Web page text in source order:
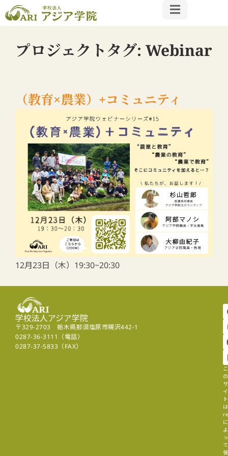
プロジェクトタグ: Webinar
（教育×農業）+コミュニティ
12月23日（木）19:30~20:30
学校法人アジア学院
〒329-2703 栃木県那須塩原市槻沢442-1
0287-36-3111（電話）
0287-37-5833（FAX）
こ
の
サ
イ
ト
は
に
よ
っ
て
保